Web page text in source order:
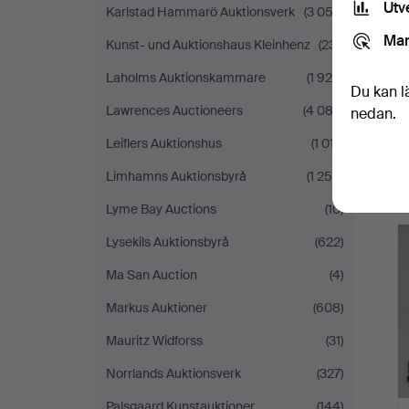
Karlstad Hammarö Auktionsverk (3 053)
Kunst- und Auktionshaus Kleinhenz (231)
Laholms Auktionskammare
(1 926)
Lawrences Auctioneers
(4 082)
Leiflers Auktionshus
(1 017)
Limhamns Auktionsbyrå
(1 250)
Lyme Bay Auctions
(10)
Lysekils Auktionsbyrå
(622)
Ma San Auction
(4)
Markus Auktioner
(608)
Mauritz Widforss
(31)
Norrlands Auktionsverk
(327)
Du kan
nedan.